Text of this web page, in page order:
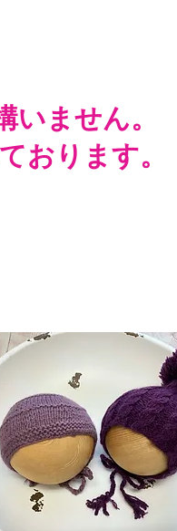
いません。
おります。